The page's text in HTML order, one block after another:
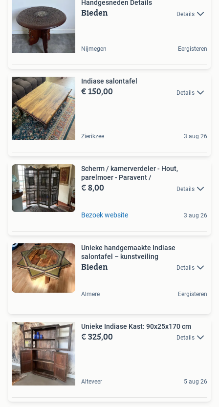
Handgesneden Details
Bieden Details
Nijmegen Eergisteren
Indiase salontafel
€ 150,00 Details
Zierikzee 3 aug 26
Scherm / kamerverdeler - Hout,
parelmoer - Paravent /
€ 8,00 Details
Bezoek website 3 aug 26
Unieke handgemaakte Indiase
salontafel – kunstveiling
Bieden Details
Almere Eergisteren
Unieke Indiase Kast: 90x25x170 cm
€ 325,00 Details
Alteveer 5 aug 26